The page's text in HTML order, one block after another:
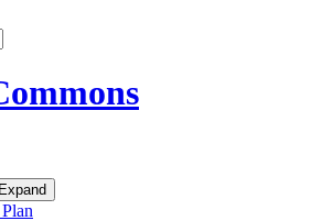
Expand